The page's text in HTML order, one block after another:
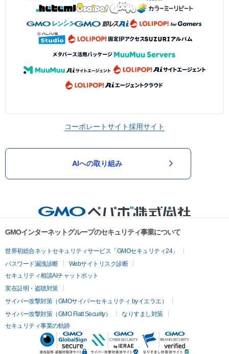
コーポレートサイト採用サイト
AIへの取り組み
GMOインターネットグループのセキュリティ事業について
世界初総合ネットセキュリティサービス「GMOセキュリティ24」
パスワード漏洩診断
Webサイトリスク診断
セキュリティ相談AIチャットボット
実在証明・盗聴対策
サイバー攻撃対策（GMOサイバーセキュリティ byイエラエ）
サイバー攻撃対策（GMO Flatt Security）
なりすまし対策
セキュリティ事業の軌跡